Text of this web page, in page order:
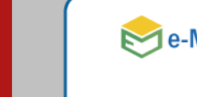
calouros